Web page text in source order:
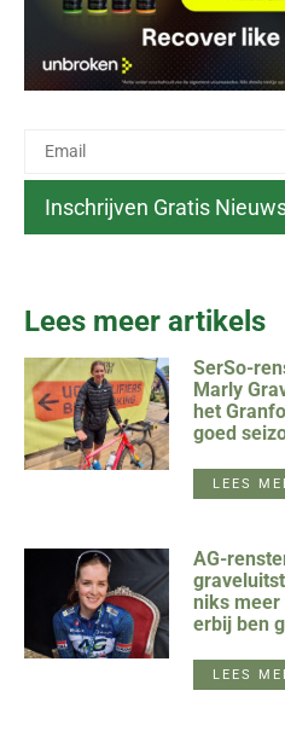
Lees meer artikels
SerSo-
Marly
het
goed
LEES
AG-
niks
erbij ben
LEES